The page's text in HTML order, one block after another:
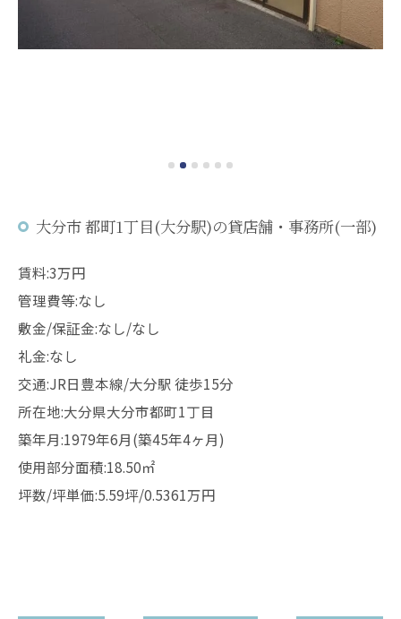
大分市 都町1丁目(大分駅)の貸店舗・事務所(一部)
賃料:3万円
管理費等:なし
敷金/保証金:なし/なし
礼金:なし
交通:JR日豊本線/大分駅 徒歩15分
所在地:大分県大分市都町1丁目
築年月:1979年6月(築45年4ヶ月)
使用部分面積:18.50㎡
坪数/坪単価:5.59坪/0.5361万円